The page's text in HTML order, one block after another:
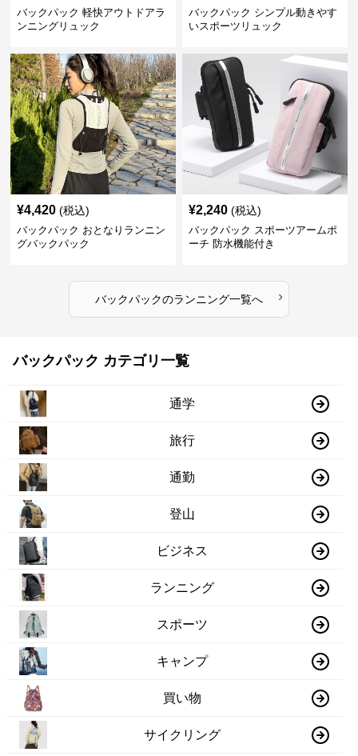
バックパック 軽快アウトドアラ
ンニングリュック
バックパック シンプル動きやす
いスポーツリュック
¥4,420 (税込)
バックパック おとなりランニン
グバックパック
¥2,240 (税込)
バックパック スポーツアームポ
ーチ 防水機能付き
バックパックのランニング一覧へ ›
バックパック カテゴリ一覧
通学
旅行
通勤
登山
ビジネス
ランニング
スポーツ
キャンプ
買い物
サイクリング